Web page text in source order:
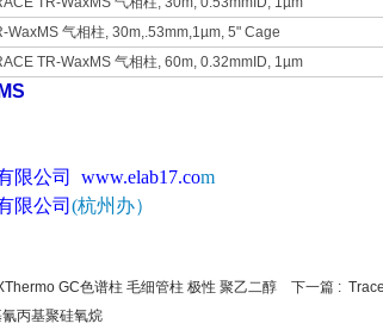
WaxMS 气相柱, 30m,.53mm,1µm, 5" Cage
TR-WaxMS 气相柱, 60m, 0.32mmID, 1µm
限公司
www.elab17.com
限公司 (杭州办）
GC色谱柱 毛细管柱 极性 聚乙二醇 下一篇 :
丙基聚硅氧烷